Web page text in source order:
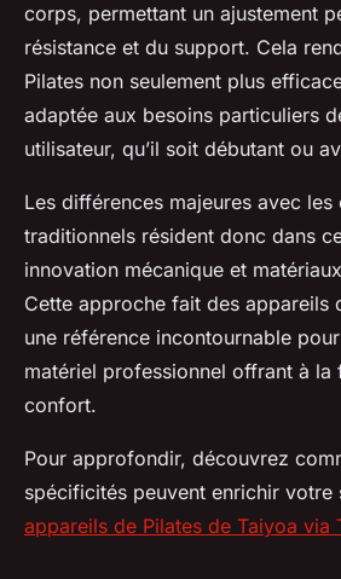
corps, permettant un ajustement
résistance et du support. Cela
Pilates non seulement plus
adaptée aux besoins particuliers
utilisateur, qu’il soit débutant ou
Les différences majeures avec les
traditionnels résident donc dans
innovation mécanique et
Cette approche fait des appareils
une référence incontournable
matériel professionnel offrant à
confort.
Pour approfondir, découvrez
spécificités peuvent enrichir votre
appareils de Pilates de Taiyoa via